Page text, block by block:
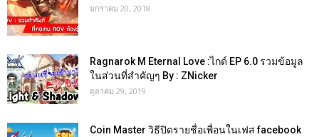
มกราคม 20, 2018
Ragnarok M Eternal Love :ไกด์ EP 6.0 รวมข้อมูล
ในส่วนที่สำคัญๆ By : ZNicker
ตุลาคม 29, 2019
Coin Master วิธีปิดรายชื่อเพื่อนในเฟส facebook